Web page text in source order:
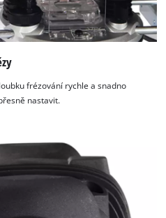
frézování rychle a snadno
nastavit.